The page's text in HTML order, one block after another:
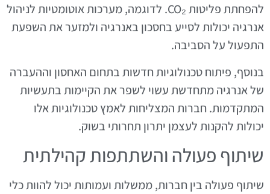
להפחתת פליטות CO₂. לדוגמה, מערכות אוטומטיות לניהול
אנרגיה יכולות לסייע בחסכון באנרגיה ולמזער את השפעת
התפעול על הסביבה.
בנוסף, פיתוח טכנולוגיות חדשות בתחום האחסון וההעברה
של אנרגיה מתחדשת עשוי לשפר את הקיימות בתעשיות
המתקדמות. חברות המצליחות לאמץ טכנולוגיות אלו
יכולות להקנות לעצמן יתרון תחרותי בשוק.
שיתוף פעולה והשתתפות קהילתית
שיתוף פעולה בין חברות, ממשלות ועמותות יכול להוות כלי